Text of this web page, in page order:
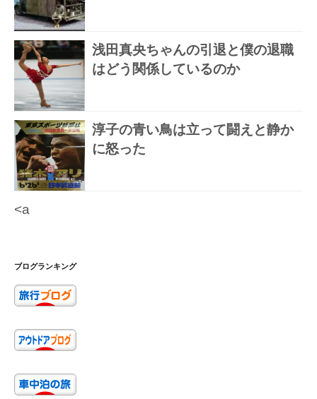
浅田真央ちゃんの引退と僕の退職
はどう関係しているのか
淳子の青い鳥は立って闘えと静か
に怒った
<a
ブログランキング